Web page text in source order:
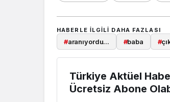
HABERLE ILGILI DAHA FAZLASI
#aranıyordu... #baba #
Türkiye Aktüel
Ücretsiz Abone